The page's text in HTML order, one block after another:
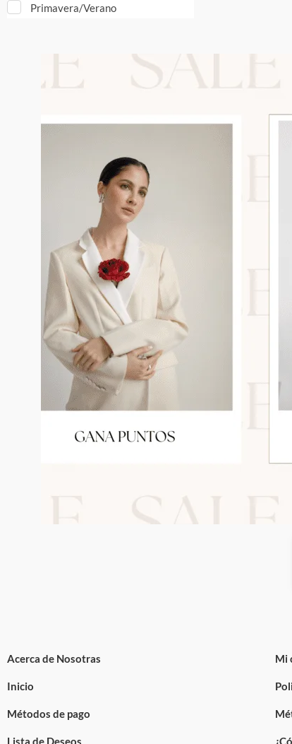
Primavera/Verano
Acerca de Nosotras
Inicio
Métodos de pago
Lista de Deseos
Mi